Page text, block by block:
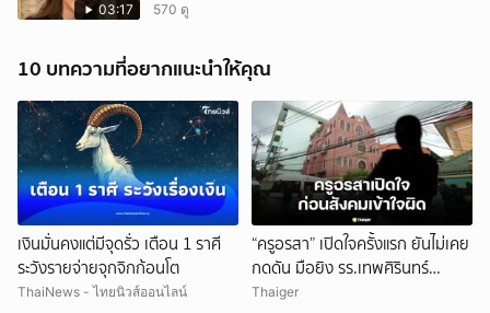
03:17 570 ดู
10 บทความที่อยากแนะนำให้คุณ
เงินมั่นคงแต่มีจุดรั่ว เตือน 1 ราศี
ระวังรายจ่ายจุกจิกก้อนโต
ThaiNews - ไทยนิวส์ออนไลน์
“ครูอรสา” เปิดใจครั้งแรก ยันไม่เคย
กดดัน มือยิง รร.เทพศิรินทร์
นนทบุรี
Thaiger